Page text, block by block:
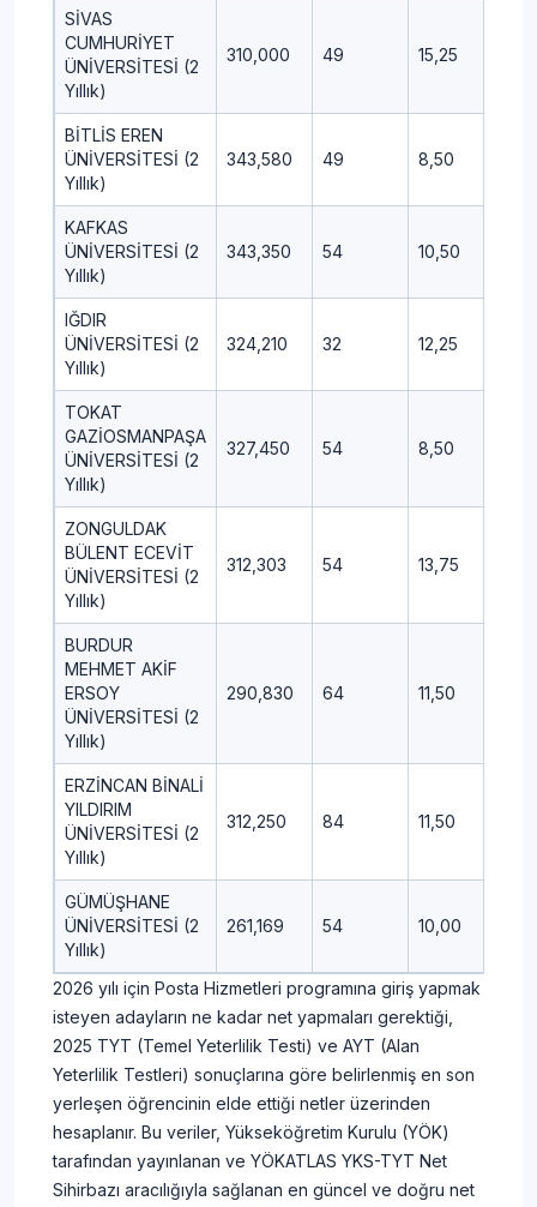
SİVAS
CUMHURİYET
ÜNİVERSİTESİ (2
Yıllık)
310,000 49 15,25
BİTLİS EREN
ÜNİVERSİTESİ (2
Yıllık)
343,580 49 8,50
KAFKAS
ÜNİVERSİTESİ (2
Yıllık)
343,350 54 10,50
IĞDIR
ÜNİVERSİTESİ (2
Yıllık)
324,210 32 12,25
TOKAT
GAZİOSMANPAŞA
ÜNİVERSİTESİ (2
Yıllık)
327,450 54 8,50
ZONGULDAK
BÜLENT ECEVİT
ÜNİVERSİTESİ (2
Yıllık)
312,303 54 13,75
BURDUR
MEHMET AKİF
ERSOY
ÜNİVERSİTESİ (2
Yıllık)
290,830 64 11,50
ERZİNCAN BİNALİ
YILDIRIM
ÜNİVERSİTESİ (2
Yıllık)
312,250 84 11,50
GÜMÜŞHANE
ÜNİVERSİTESİ (2
Yıllık)
261,169 54 10,00
2026 yılı için Posta Hizmetleri programına giriş yapmak
isteyen adayların ne kadar net yapmaları gerektiği,
2025 TYT (Temel Yeterlilik Testi) ve AYT (Alan
Yeterlilik Testleri) sonuçlarına göre belirlenmiş en son
yerleşen öğrencinin elde ettiği netler üzerinden
hesaplanır. Bu veriler, Yükseköğretim Kurulu (YÖK)
tarafından yayınlanan ve YÖKATLAS YKS-TYT Net
Sihirbazı aracılığıyla sağlanan en güncel ve doğru net